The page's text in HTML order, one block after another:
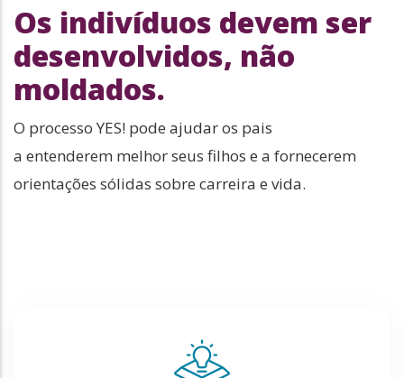
Os indivíduos devem ser
desenvolvidos, não
moldados.
O processo YES! pode ajudar os pais
a entenderem melhor seus filhos e a fornecerem
orientações sólidas sobre carreira e vida.